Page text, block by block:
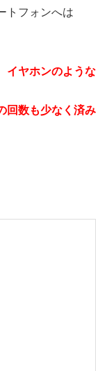
トフォンへは
イヤホンのような
回数も少なく済み